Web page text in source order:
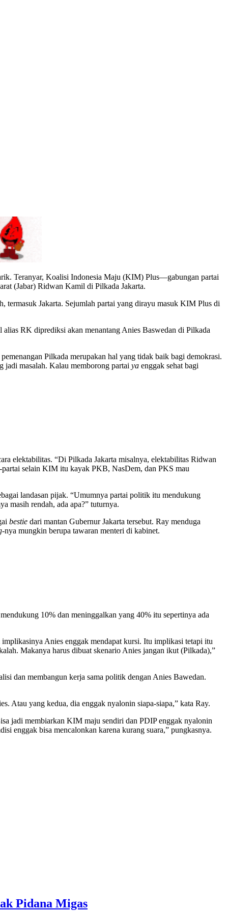
Teranyar, Koalisi Indonesia Maju (KIM) Plus—gabungan partai
(Jabar) Ridwan Kamil di Pilkada Jakarta.
Jakarta. Sejumlah partai yang dirayu masuk KIM Plus di
RK diprediksi akan menantang Anies Baswedan di Pilkada
Pilkada merupakan hal yang tidak baik bagi demokrasi.
jadi masalah. Kalau memborong partai ya enggak sehat bagi
elektabilitas. “Di Pilkada Jakarta misalnya, elektabilitas Ridwan
partai selain KIM itu kayak PKB, NasDem, dan PKS mau
landasan pijak. “Umumnya partai politik itu mendukung
masih rendah, ada apa?” tuturnya.
bestie dari mantan Gubernur Jakarta tersebut. Ray menduga
-nya mungkin berupa tawaran menteri di kabinet.
10% dan meninggalkan yang 40% itu sepertinya ada
Anies enggak mendapat kursi. Itu implikasi tetapi itu
Makanya harus dibuat skenario Anies jangan ikut (Pilkada),”
dan membangun kerja sama politik dengan Anies Bawedan.
Atau yang kedua, dia enggak nyalonin siapa-siapa,” kata Ray.
jadi membiarkan KIM maju sendiri dan PDIP enggak nyalonin
enggak bisa mencalonkan karena kurang suara,” pungkasnya.
Pidana Migas